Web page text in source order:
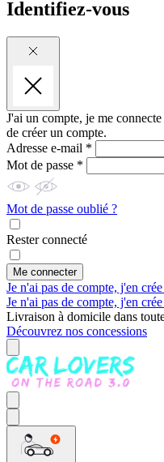
Identifiez-vous
J'ai un compte, je me connecte
de créer un compte.
Adresse e-mail *
Mot de passe *
Mot de passe oublié ?
Rester connecté
Me connecter
Je n'ai pas de compte, j'en
Je n'ai pas de compte, j'en
Livraison à domicile dans
Découvrez nos concessions